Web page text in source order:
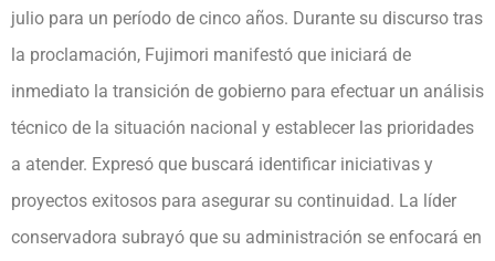
julio para un período de cinco años. Durante su discurso tras
la proclamación, Fujimori manifestó que iniciará de
inmediato la transición de gobierno para efectuar un análisis
técnico de la situación nacional y establecer las prioridades
a atender. Expresó que buscará identificar iniciativas y
proyectos exitosos para asegurar su continuidad. La líder
conservadora subrayó que su administración se enfocará en